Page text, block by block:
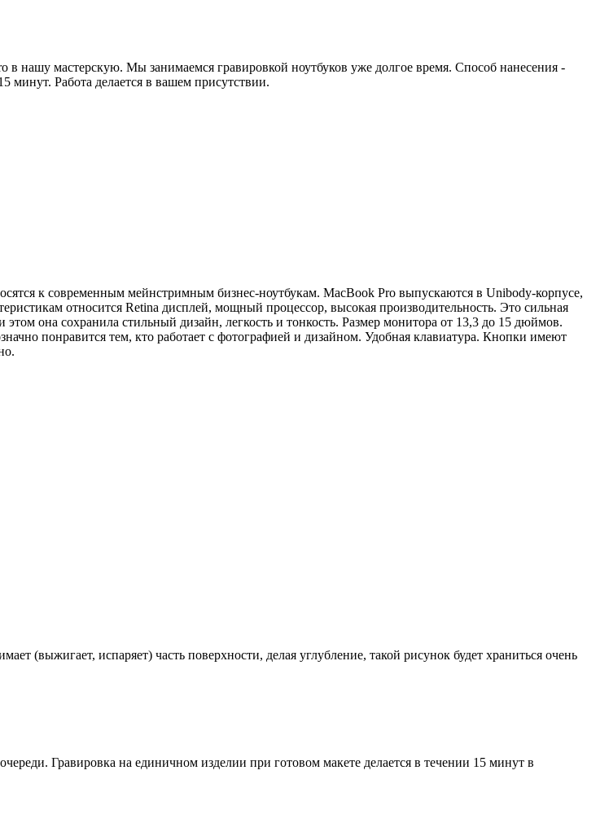
нашу мастерскую. Мы занимаемся гравировкой ноутбуков уже долгое время. Способ нанесения -
минут. Работа делается в вашем присутствии.
к современным мейнстримным бизнес-ноутбукам. MacBook Pro выпускаются в Unibody-корпусе,
относится Retina дисплей, мощный процессор, высокая производительность. Это сильная
она сохранила стильный дизайн, легкость и тонкость. Размер монитора от 13,3 до 15 дюймов.
понравится тем, кто работает с фотографией и дизайном. Удобная клавиатура. Кнопки имеют
(выжигает, испаряет) часть поверхности, делая углубление, такой рисунок будет храниться очень
Гравировка на единичном изделии при готовом макете делается в течении 15 минут в